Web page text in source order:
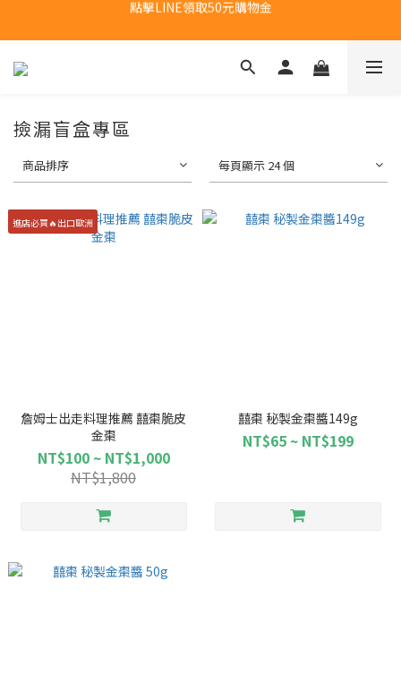
新會員首購福利：超取免運費乙次
新會員首購福利：超取免運費乙次
撿漏盲盒專區
商品排序 每頁顯示 24 個
進店必買🔥出口歐洲
詹姆士出走料理推薦 囍棗脆皮
金棗
NT$100 ~ NT$1,000
NT$1,800
囍棗 秘製金棗醬149g
NT$65 ~ NT$199